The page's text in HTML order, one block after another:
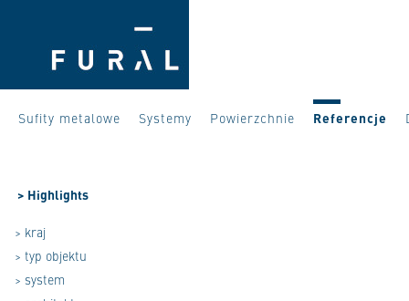
Sufity metalowe Systemy Powierzchnie Referencje
> Highlights
> kraj
> typ objektu
> system